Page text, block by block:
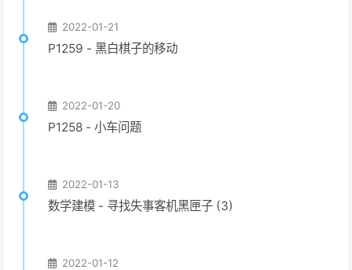
2022-01-21
P1259 - 黑白棋子的移动
2022-01-20
P1258 - 小车问题
2022-01-13
数学建模 - 寻找失事客机黑匣子 (3)
2022-01-12